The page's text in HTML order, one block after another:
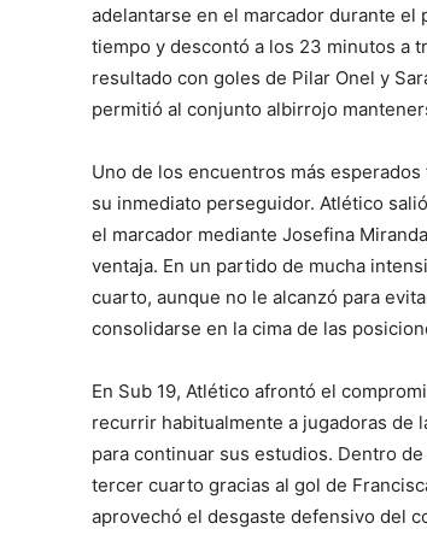
adelantarse en el marcador durante
tiempo y descontó a los 23 minutos a
resultado con goles de Pilar Onel y
permitió al conjunto albirrojo
Uno de los encuentros más
su inmediato perseguidor. Atlético
el marcador mediante Josefina
ventaja. En un partido de mucha
cuarto, aunque no le alcanzó para
consolidarse en la cima de las
En Sub 19, Atlético afrontó el
recurrir habitualmente a jugadoras de
para continuar sus estudios. Dentro
tercer cuarto gracias al gol de
aprovechó el desgaste defensivo del